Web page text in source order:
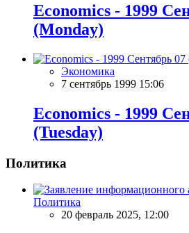
Economics - 1999
(Monday)
Экономика
7 сентябрь 1999 15:06
Economics - 1999
(Tuesday)
Политика
Политика
20 февраль 2025, 12:00